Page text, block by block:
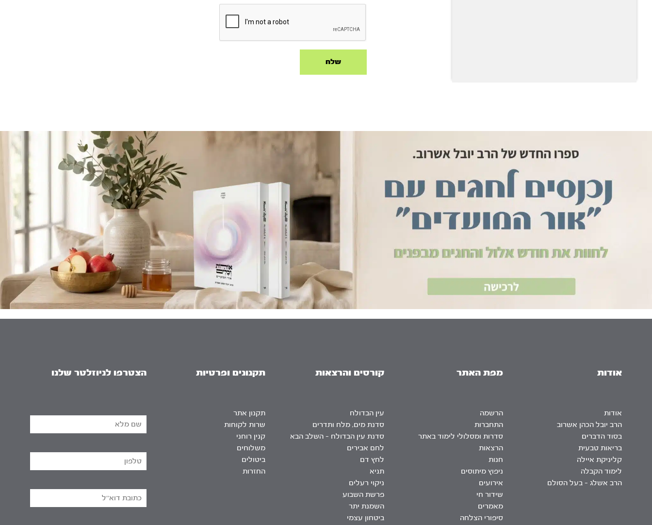
אודות
אודות
הרב יובל הכהן אשרוב
בסוד הדברים
בריאות טבעית
קליניקת איילה
לימוד הקבלה
הרב אשלג – בעל הסולם
מפת האתר
הרשמה
התחברות
סדרות ומסלולי לימוד באתר
הרצאות
חנות
ניפוץ מיתוסים
אירועים
שידור חי
מאמרים
סיפורי הצלחה
קורסים והרצאות
עין הבדולח
סדנת מים, מלח ותדרים
סדנת עין הבדולח – השלב הבא
לחם אבירים
לחץ דם
תניא
ניקוי רעלים
פרשת השבוע
השמנת יתר
ביטחון עצמי
תקנונים ופרטיות
תקנון אתר
שרות לקוחות
קנין רוחני
משלוחים
ביטולים
החזרות
הצטרפו לניוזלטר שלנו